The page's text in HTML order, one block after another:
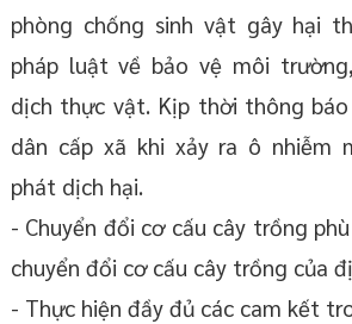
phòng chống sinh vật gây hại
pháp luật về bảo vệ môi
dịch thực vật. Kịp thời thông báo
dân cấp xã khi xảy ra ô nhiễm
phát dịch hại.
- Chuyển đổi cơ cấu cây trồng
chuyển đổi cơ cấu cây trồng của
- Thực hiện đầy đủ các cam kết